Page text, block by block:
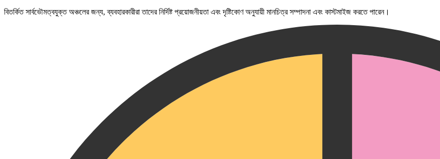
বিতর্কিত সার্বভৌমত্বযুক্ত অঞ্চলের জন্য, ব্যবহারকারীরা তাদের নির্দিষ্ট প্রয়োজনীয়তা এবং দৃষ্টিকোণ অনুযায়ী মানচিত্র সম্পাদনা এবং কাস্টমাইজ করতে পারেন।